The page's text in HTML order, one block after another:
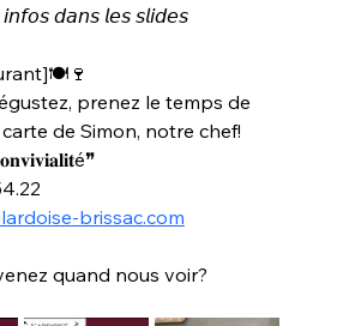
𝘥𝘢𝘯𝘴 𝘭𝘦𝘴 𝘴𝘭𝘪𝘥𝘦𝘴
prenez le temps de
de Simon, notre chef!
brissac.com
quand nous voir?